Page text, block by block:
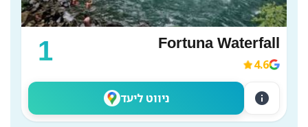
1 Fortuna Waterfall
4.6
ניווט ליעד info